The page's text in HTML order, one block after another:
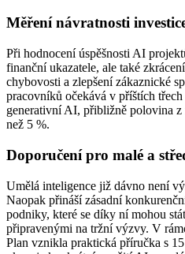
Měření návratnosti
Při hodnocení úspěšnosti AI
finanční ukazatele, ale také
chybovosti a zlepšení zákaznické
pracovníků očekává v příštích
generativní AI, přibližně polovina
než 5 %.
Doporučení pro malé a
Umělá inteligence již dávno není
Naopak přináší zásadní
podniky, které se díky ní mohou
připravenými na tržní výzvy. V
Plan vznikla praktická příručka s